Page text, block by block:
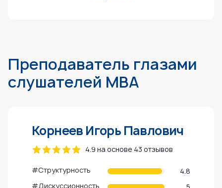
Преподаватель глазами
слушателей MBA
Корнеев Игорь Павлович
4.9 на основе 43 отзывов
#Структурность
4.8
#Дискуссионность